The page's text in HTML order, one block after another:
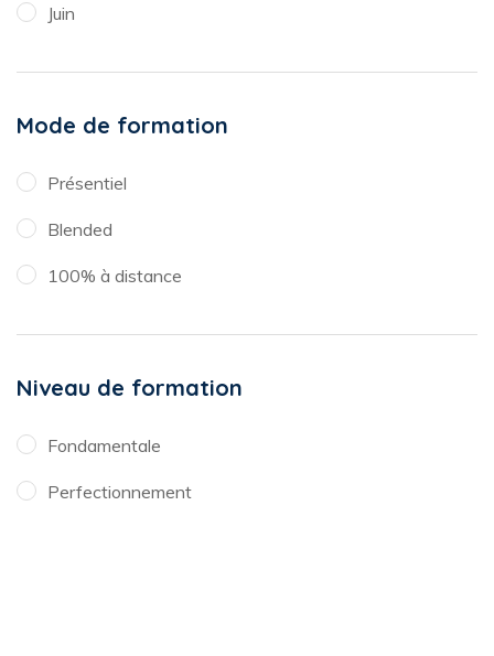
Juin
Mode de formation
Présentiel
Blended
100% à distance
Niveau de formation
Fondamentale
Perfectionnement